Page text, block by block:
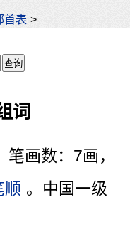
首表 >
词
笔画数：7画，
顺 。中国一级